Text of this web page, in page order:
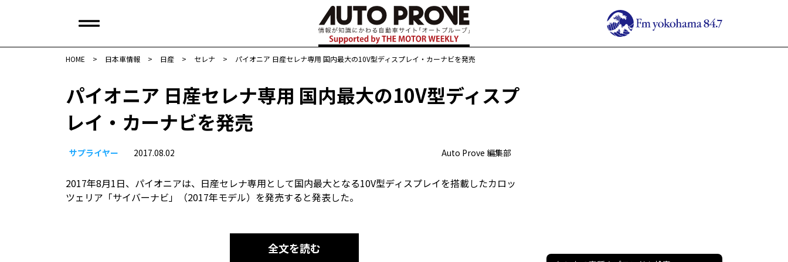
HOME > 日本車情報​ > 日産 > セレナ > パイオニア 日産セレナ専用 国内最大の10V型ディスプレイ・カーナビを発売
パイオニア 日産セレナ専用 国内最大の10V型ディスプ
レイ・カーナビを発売
サプライヤー 2017.08.02 Auto Prove 編集部
2017年8月1日、パイオニアは、日産セレナ専用として国内最大となる10V型ディスプレイを搭載したカロッ
ツェリア「サイバーナビ」（2017年モデル）を発売すると発表した。
全文を読む